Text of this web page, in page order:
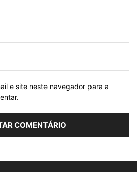
e site neste navegador para a